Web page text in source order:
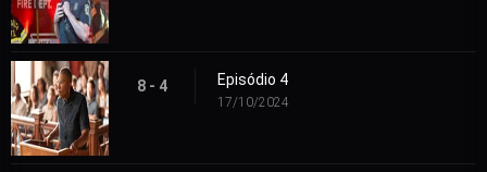
8 - 4 Episódio 4
17/10/2024